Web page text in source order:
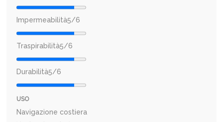
Impermeabilità5/6
Traspirabilità5/6
Durabilità5/6
USO
Navigazione costiera